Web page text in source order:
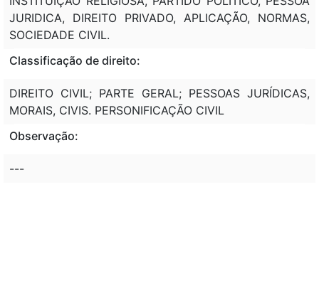
JURIDICA, DIREITO PRIVADO, APLICAÇÃO, NORMAS,
SOCIEDADE CIVIL.
Classificação de direito:
DIREITO CIVIL; PARTE GERAL; PESSOAS JURÍDICAS,
MORAIS, CIVIS. PERSONIFICAÇÃO CIVIL
Observação:
---